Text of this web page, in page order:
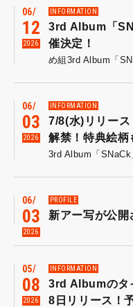
06
12
2026
INFORMATION
3rd Album「
催決定！
06
03
2026
INFORMATION
7/8(水)リリー
解禁！特典絵柄
06
03
2026
PROFILE
新アー写が公開
05
08
2026
INFORMATION
3rd Albumのタ
8日リリース！